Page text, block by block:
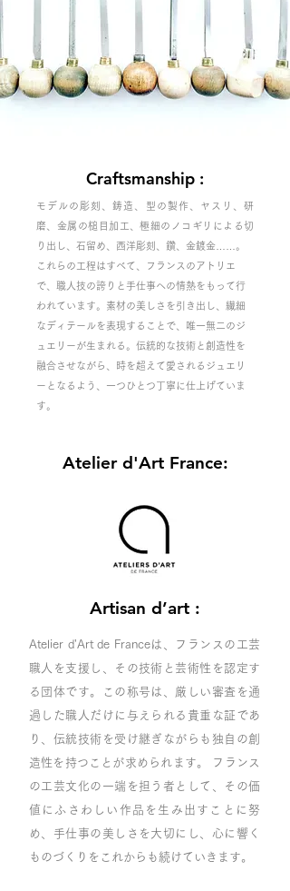
Craftsmanship :
モデルの彫刻、鋳造、型の製作、ヤスリ、研
磨、金属の槌目加工、極細のノコギリによる切
り出し、石留め、西洋彫刻、鑽、金鍍金……。
これらの工程はすべて、フランスのアトリエ
で、職人技の誇りと手仕事への情熱をもって行
われています。 素材の美しさを引き出し、繊細
なディテールを表現することで、唯一無二のジ
ュエリーが生まれる。 伝統的な技術と創造性を
融合させながら、時を超えて愛されるジュエリ
ーとなるよう、一つひとつ丁寧に仕上げていま
す。
Atelier d'Art France:
Artisan d’art :
Atelier d'Art de Franceは、フランスの工芸
職人を支援し、その技術と芸術性を認定す
る団体です。この称号は、厳しい審査を通
過した職人だけに与えられる貴重な証であ
り、伝統技術を受け継ぎながらも独自の創
造性を持つことが求められます。 フランス
の工芸文化の一端を担う者として、その価
値にふさわしい作品を生み出すことに努
め、手仕事の美しさを大切にし、心に響く
ものづくりをこれからも続けていきます。